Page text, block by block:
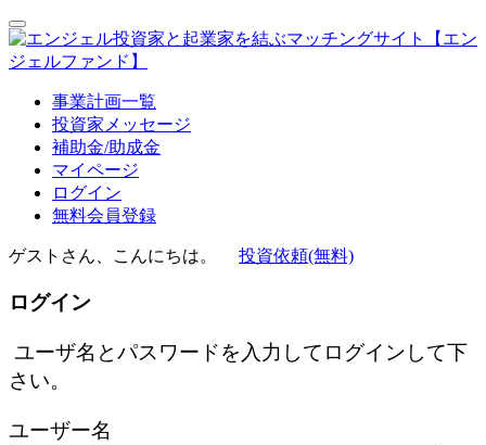
事業計画一覧
投資家メッセージ
補助金/助成金
マイページ
ログイン
無料会員登録
ゲストさん、こんにちは。 投資依頼(無料)
ログイン
ユーザ名とパスワードを入力してログインして下
さい。
ユーザー名